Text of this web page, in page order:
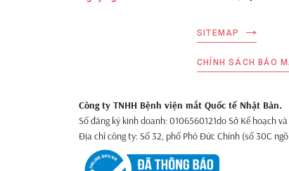
SITEMAP
CHÍNH SÁCH BẢO
Công ty TNHH Bệnh viện mắt Quốc tế Nhật Bản.
Số đăng ký kinh doanh: 0106560121do Sở Kế hoạch
Địa chỉ công ty: Số 32, phố Phó Đức Chính (số 30C